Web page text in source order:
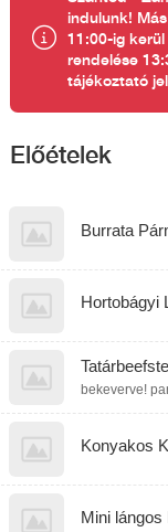
indulunk!
11:00-ig
rendelése
tájékoztató
Előételek
Burrata
Hortobágyi
bekeverve!
Konyakos
Mini